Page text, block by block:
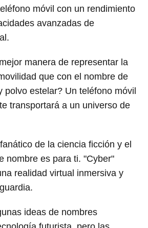
móvil con un rendimiento
avanzadas de
manera de representar la
que con el nombre de
polvo estelar? Un teléfono móvil
transportará a un universo de
de la ciencia ficción y el
nombre es para ti. "Cyber"
realidad virtual inmersiva y
ideas de nombres